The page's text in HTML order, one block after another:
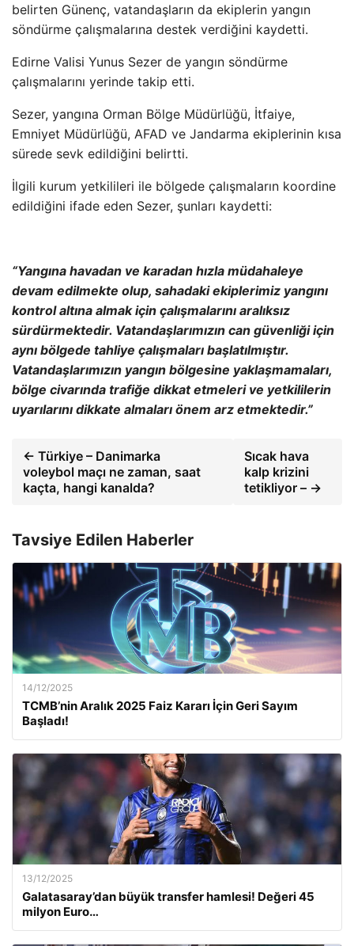
belirten Günenç, vatandaşların da ekiplerin yangın
söndürme çalışmalarına destek verdiğini kaydetti.
Edirne Valisi Yunus Sezer de yangın söndürme
çalışmalarını yerinde takip etti.
Sezer, yangına Orman Bölge Müdürlüğü, İtfaiye,
Emniyet Müdürlüğü, AFAD ve Jandarma ekiplerinin kısa
sürede sevk edildiğini belirtti.
İlgili kurum yetkilileri ile bölgede çalışmaların koordine
edildiğini ifade eden Sezer, şunları kaydetti:
“Yangına havadan ve karadan hızla müdahaleye
devam edilmekte olup, sahadaki ekiplerimiz yangını
kontrol altına almak için çalışmalarını aralıksız
sürdürmektedir. Vatandaşlarımızın can güvenliği için
aynı bölgede tahliye çalışmaları başlatılmıştır.
Vatandaşlarımızın yangın bölgesine yaklaşmamaları,
bölge civarında trafiğe dikkat etmeleri ve yetkililerin
uyarılarını dikkate almaları önem arz etmektedir.”
← Türkiye – Danimarka
voleybol maçı ne zaman, saat
kaçta, hangi kanalda?
Sıcak hava
kalp krizini
tetikliyor – →
Tavsiye Edilen Haberler
14/12/2025
TCMB’nin Aralık 2025 Faiz Kararı İçin Geri Sayım
Başladı!
13/12/2025
Galatasaray’dan büyük transfer hamlesi! Değeri 45
milyon Euro…